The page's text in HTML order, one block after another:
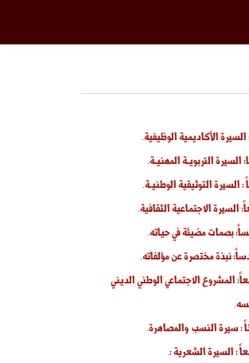
السيرة الأكاديمية الوظيفية.
السيرة التربويـة المهنيـة.
: السيرة التوثيقية الوطنيـة.
السيرة الاجتماعية الثقافية.
بصمات مضيئة في حياته.
نبذة مختصرة عن مؤلفاته.
المشروع الاجتماعي الوطني الديني
.
: سيرة النسب والمصاهرة.
: السيرة الشعرية :.